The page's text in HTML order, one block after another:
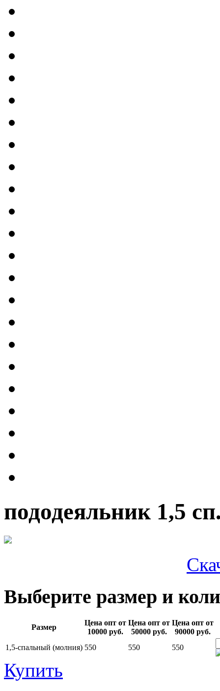
пододеяльник 1,5
Выберите размер и
Размер
Цена опт от
10000 руб.
Цена опт от
50000 руб.
Цена опт от
90000 руб.
1,5-спальный (молния) 550 550 550
Купить